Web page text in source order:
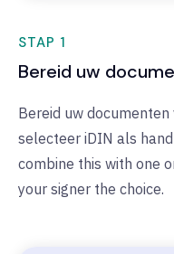
STAP 1
Bereid uw
Bereid uw
selecteer iDIN als
combine this with one
your signer the choice.